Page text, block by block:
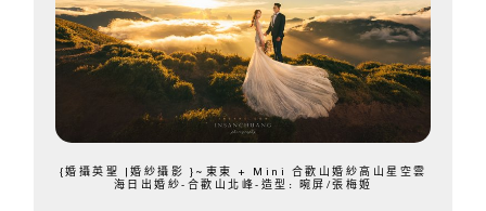
{婚攝英聖 |婚紗攝影 }~東東 + Mini 合歡山婚紗高山星空雲
海日出婚紗-合歡山北峰-造型: 晼屏/張梅姬